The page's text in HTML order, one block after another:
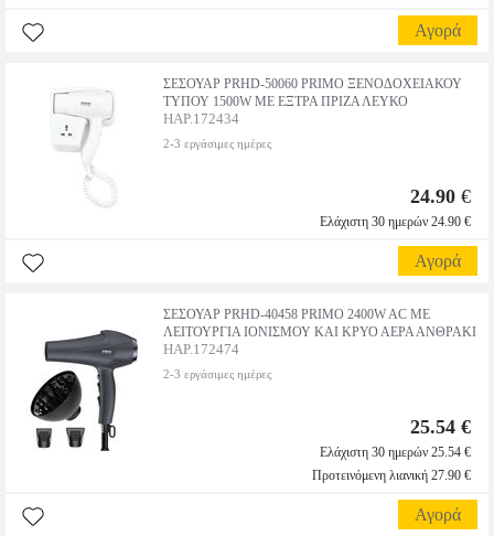
Αγορά
ΣΕΣΟΥΑΡ PRHD-50060 PRIMO ΞΕΝΟΔΟΧΕΙΑΚΟΥ
ΤΥΠΟΥ 1500W ΜΕ ΕΞΤΡΑ ΠΡΙΖΑ ΛΕΥΚΟ
HAP.172434
2-3 εργάσιμες ημέρες
24.90 €
Ελάχιστη 30 ημερών 24.90 €
Αγορά
ΣΕΣΟΥΑΡ PRHD-40458 PRIMO 2400W AC ΜΕ
ΛΕΙΤΟΥΡΓΙΑ ΙΟΝΙΣΜΟΥ ΚΑΙ ΚΡΥΟ ΑΕΡΑ ΑΝΘΡΑΚΙ
HAP.172474
2-3 εργάσιμες ημέρες
25.54 €
Ελάχιστη 30 ημερών 25.54 €
Προτεινόμενη λιανική 27.90 €
Αγορά